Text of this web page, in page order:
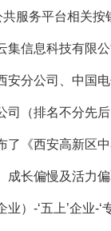
共服务平台相关
集信息科技有限
安分公司、中国
司（排名不分先
了《西安高新区
成长偏慢及活力
） -‘五上’企业-‘